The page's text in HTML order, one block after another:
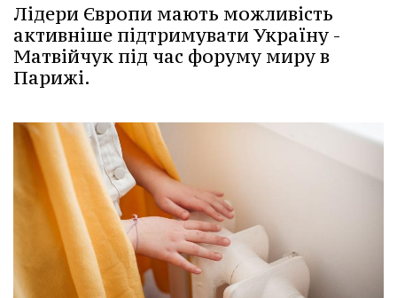
Лідери Європи мають можливість
активніше підтримувати Україну -
Матвійчук під час форуму миру в
Парижі.